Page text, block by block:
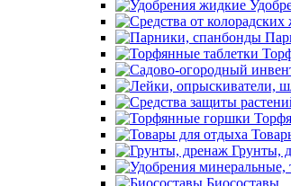
Грунты,
Биосоставы